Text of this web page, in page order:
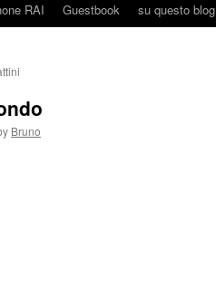
RAI Guestbook su questo blog
Bruno